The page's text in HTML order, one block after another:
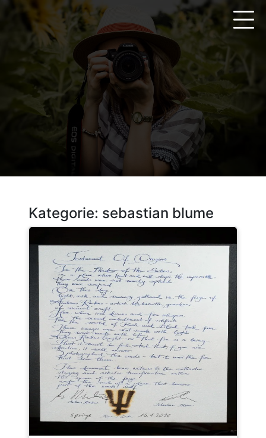
springen
Kategorie: sebastian blume